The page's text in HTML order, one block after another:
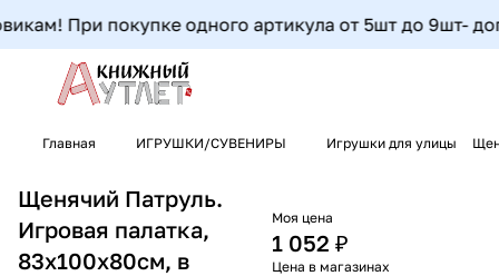
При покупке одного артикула от 5шт до 9шт-
Главная ИГРУШКИ/СУВЕНИРЫ Игрушки для улицы
Щенячий Патруль.
Игровая палатка,
83х100х80см, в
Моя цена
1 052 ₽
Цена в магазинах